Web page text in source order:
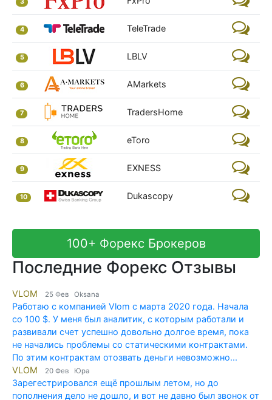
3
4 TeleTrade
5 LBLV
6 AMarkets
7 TradersHome
8 eToro
9 EXNESS
10 Dukascopy
100+ Форекс Брокеров
Последние Форекс Отзывы
VLOM 25 Фев Oksana
Работаю с компанией Vlom c марта 2020 года. Начала
со 100 $. У меня был аналитик, с которым работали и
развивали счет успешно довольно долгое время, пока
не начались проблемы со статическими контрактами.
По этим контрактам отозвать деньги невозможно...
VLOM
20 Фев Юра
Зарегестрировался ещё прошлым летом, но до
пополнения дело не дошло, и вот не давно был звонок от